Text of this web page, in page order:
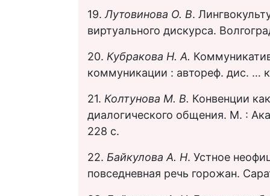
19. Лутовинова О. В.
виртуального дискурса.
20. Кубракова Н. А.
коммуникации : автореф. дис. …
21. Колтунова М. В. Конвенции
диалогического общения. М. :
228 с.
22. Байкулова А. Н. Устное
повседневная речь горожан.